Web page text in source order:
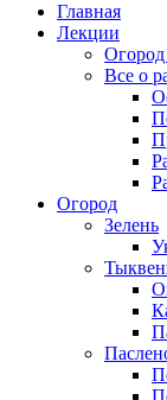
Главная
Лекции
Огород
Все о
Огород
Зелень